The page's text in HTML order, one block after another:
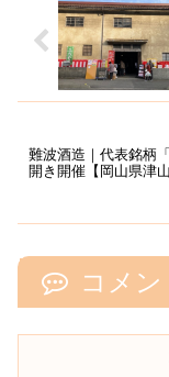
難波酒造｜代表銘柄
開き開催【岡山県津山
コメン